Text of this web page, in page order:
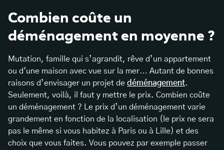
Combien coûte un
déménagement en moyenne ?
Mutation, famille qui s’agrandit, rêve d’un appartement
ou d'une maison avec vue sur la mer… Autant de bonnes
raisons d’envisager un projet de déménagement.
Seulement, voilà, il faut y mettre le prix. Combien coûte
un déménagement ? Le prix d’un déménagement varie
grandement en fonction de la localisation (le prix ne sera
pas le même si vous habitez à Paris ou à Lille) et des
choix que vous faites. Vous pouvez par exemple passer